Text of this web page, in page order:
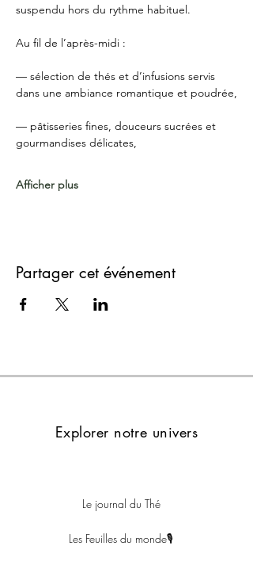
suspendu hors du rythme habituel.
Au fil de l’après-midi :
— sélection de thés et d’infusions servis
dans une ambiance romantique et poudrée,
— pâtisseries fines, douceurs sucrées et
gourmandises délicates,
Afficher plus
Partager cet événement
Explorer notre univers
Le journal du Thé
Les Feuilles du monde🎙